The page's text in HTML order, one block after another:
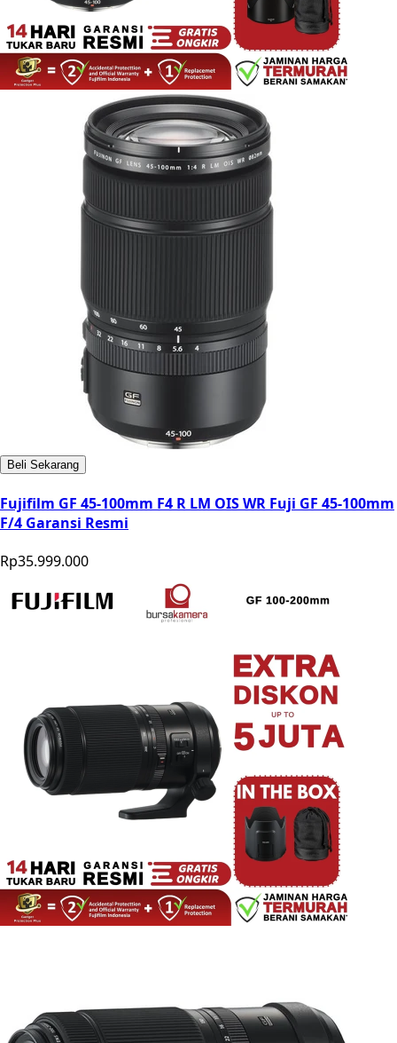
Beli Sekarang
Fujifilm GF 45-100mm F4 R LM OIS WR Fuji GF 45-100mm
F/4 Garansi Resmi
Rp35.999.000